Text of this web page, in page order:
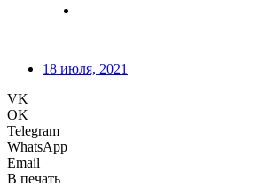
18 июля, 2021
VK
OK
Telegram
WhatsApp
Email
В печать